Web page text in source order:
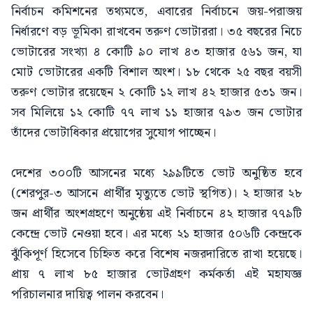
নির্বাচন কমিশনের তথ্যমতে, এবারের নির্বাচনে জয়-পরাজয়
নির্ধারণে বড় ভূমিকা রাখবেন তরুণ ভোটাররা। ৩৫ বছরের নিচে
ভোটারের সংখ্যা ৪ কোটি ৯০ লাখ ৪৩ হাজার ৫৬১ জন, যা
মোট ভোটারের একটি বিশাল অংশ। ১৮ থেকে ২৫ বছর বয়সী
তরুণ ভোটার রয়েছেন ২ কোটি ১২ লাখ ৪২ হাজার ৫৩১ জন।
সব মিলিয়ে ১২ কোটি ৭৭ লাখ ১১ হাজার ৭৯৩ জন ভোটার
তাঁদের ভোটাধিকার প্রয়োগের সুযোগ পাচ্ছেন।
দেশের ৩০০টি আসনের মধ্যে ২৯৯টিতে ভোট অনুষ্ঠিত হবে
(শেরপুর-৩ আসনে প্রার্থীর মৃত্যুতে ভোট স্থগিত)। ২ হাজার ২৮
জন প্রার্থীর অংশগ্রহণে অনুষ্ঠেয় এই নির্বাচনে ৪২ হাজার ৭৭৯টি
কেন্দ্রে ভোট নেওয়া হবে। এর মধ্যে ২১ হাজার ৫০৬টি কেন্দ্রকে
ঝুঁকিপূর্ণ হিসেবে চিহ্নিত করে বিশেষ নজরদারিতে রাখা হয়েছে।
প্রায় ৭ লাখ ৮৫ হাজার ভোটগ্রহণ কর্মকর্তা এই মহাযজ্ঞ
পরিচালনার দায়িত্ব পালন করবেন।